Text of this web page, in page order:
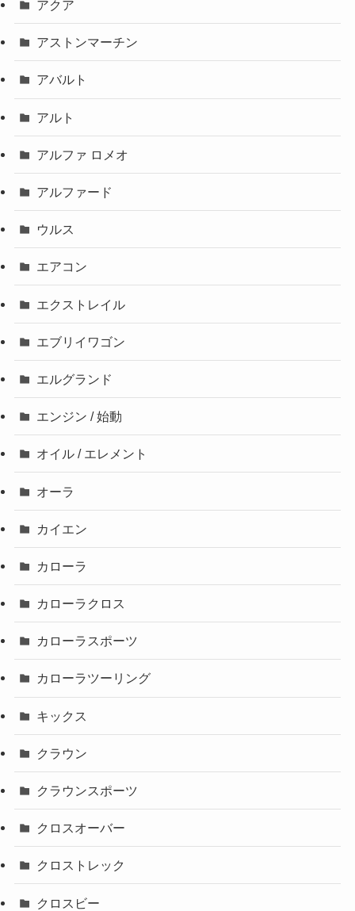
アクア
アストンマーチン
アバルト
アルト
アルファ ロメオ
アルファード
ウルス
エアコン
エクストレイル
エブリイワゴン
エルグランド
エンジン / 始動
オイル / エレメント
オーラ
カイエン
カローラ
カローラクロス
カローラスポーツ
カローラツーリング
キックス
クラウン
クラウンスポーツ
クロスオーバー
クロストレック
クロスビー